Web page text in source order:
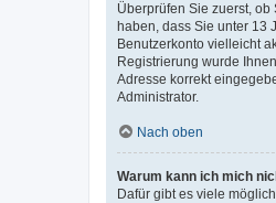
Überprüfen Sie zuerst,
haben, dass Sie unter 13
Benutzerkonto vielleicht
Registrierung wurde
Adresse korrekt
Administrator.
Nach oben
Warum kann ich mich
Dafür gibt es viele